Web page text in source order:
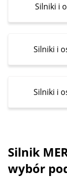
Silniki i
Silniki i
Silniki i
Silnik
wybór